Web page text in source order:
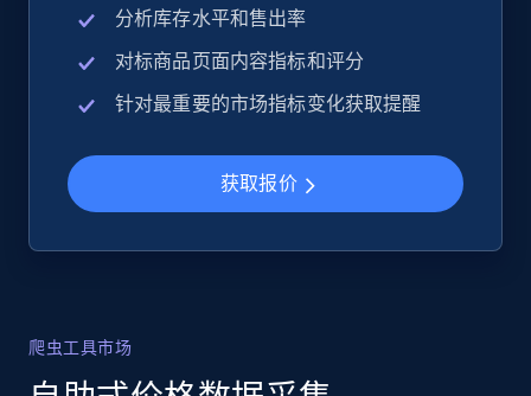
分析库存水平和售出率
对标商品页面内容指标和评分
针对最重要的市场指标变化获取提醒
获取报价
爬虫工具市场